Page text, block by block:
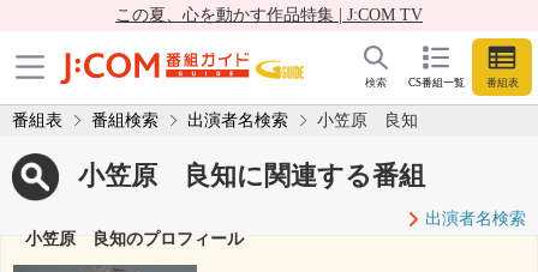
この夏、心を動かす作品特集 | J:COM TV
CS番組一覧 番組表
検索
番組表 番組検索 出演者名検索 小笠原 良知
小笠原 良知に関連する番組
出演者名検索
小笠原 良知のプロフィール